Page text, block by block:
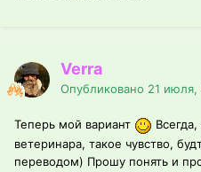
Verra
Опубликовано 21 июля,
Теперь мой вариант
ветеринара, такое чувство,
переводом) Прошу понять и